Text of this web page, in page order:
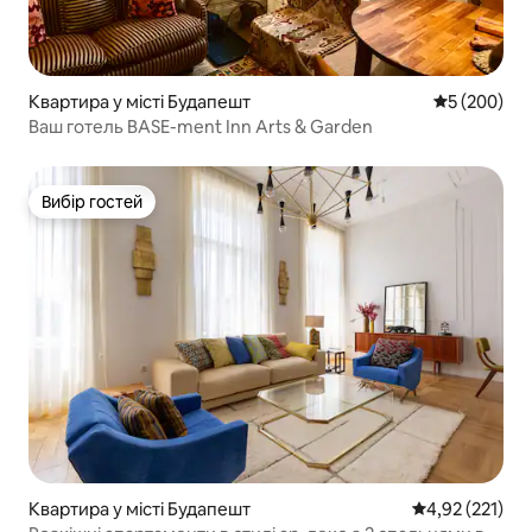
Квартира у місті Будапешт Середня
5 (200)
Ваш готель BASE-ment Inn Arts & Garden
Вибір гостей
Вибір гостей
Квартира у місті Будапешт Середня
4,92 (221)